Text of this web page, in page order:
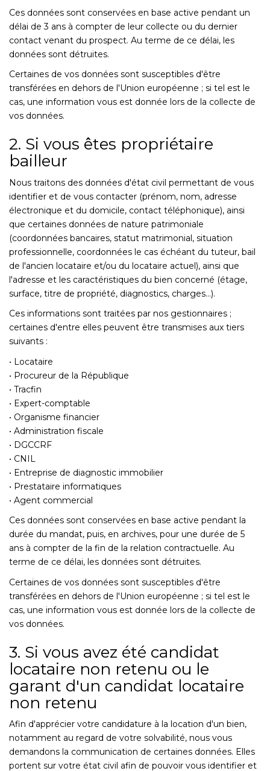
Ces données sont conservées en base active pendant un
délai de 3 ans à compter de leur collecte ou du dernier
contact venant du prospect. Au terme de ce délai, les
données sont détruites.
Certaines de vos données sont susceptibles d'être
transférées en dehors de l'Union européenne ; si tel est le
cas, une information vous est donnée lors de la collecte de
vos données.
2. Si vous êtes propriétaire
bailleur
Nous traitons des données d'état civil permettant de vous
identifier et de vous contacter (prénom, nom, adresse
électronique et du domicile, contact téléphonique), ainsi
que certaines données de nature patrimoniale
(coordonnées bancaires, statut matrimonial, situation
professionnelle, coordonnées le cas échéant du tuteur, bail
de l'ancien locataire et/ou du locataire actuel), ainsi que
l'adresse et les caractéristiques du bien concerné (étage,
surface, titre de propriété, diagnostics, charges...).
Ces informations sont traitées par nos gestionnaires ;
certaines d'entre elles peuvent être transmises aux tiers
suivants :
• Locataire
• Procureur de la République
• Tracfin
• Expert-comptable
• Organisme financier
• Administration fiscale
• DGCCRF
• CNIL
• Entreprise de diagnostic immobilier
• Prestataire informatiques
• Agent commercial
Ces données sont conservées en base active pendant la
durée du mandat, puis, en archives, pour une durée de 5
ans à compter de la fin de la relation contractuelle. Au
terme de ce délai, les données sont détruites.
Certaines de vos données sont susceptibles d'être
transférées en dehors de l'Union européenne ; si tel est le
cas, une information vous est donnée lors de la collecte de
vos données.
3. Si vous avez été candidat
locataire non retenu ou le
garant d'un candidat locataire
non retenu
Afin d'apprécier votre candidature à la location d'un bien,
notamment au regard de votre solvabilité, nous vous
demandons la communication de certaines données. Elles
portent sur votre état civil afin de pouvoir vous identifier et